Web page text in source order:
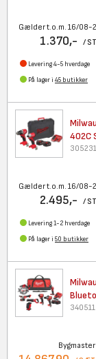
Gælder t.o.m. 16/08-
1.370,- /
Levering 4-5 hverdage
På lager i 45 butikker
402C
305231
Gælder t.o.m. 16/08-
2.495,- /
Levering 1-2 hverdage
På lager i 50 butikker
340511
Bygmaster